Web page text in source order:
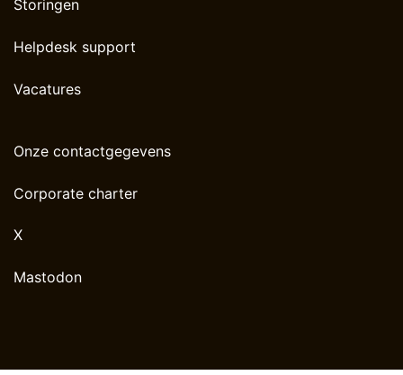
Storingen
Helpdesk support
Vacatures
Onze contactgegevens
Corporate charter
X
Mastodon